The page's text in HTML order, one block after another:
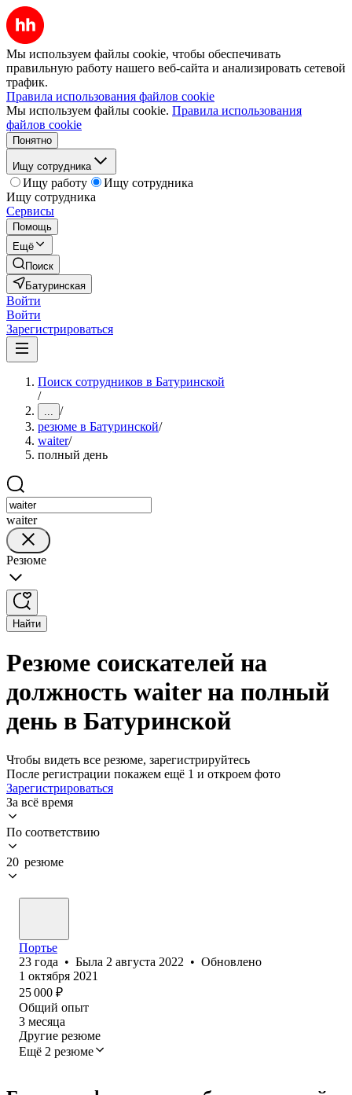
Мы используем файлы cookie, чтобы обеспечивать
правильную работу нашего веб-сайта и анализировать сетевой
трафик.
Правила использования файлов cookie
Мы используем файлы cookie. Правила использования
файлов cookie
Понятно
Ищу сотрудника
Ищу работу
Ищу сотрудника
Ищу сотрудника
Сервисы
Помощь
Ещё
Поиск
Батуринская
Войти
Войти
Зарегистрироваться
Поиск сотрудников в Батуринской
/
... /
резюме в Батуринской/
waiter/
полный день
waiter
Резюме
Найти
Резюме соискателей на
должность waiter на полный
день в Батуринской
Чтобы видеть все резюме, зарегистрируйтесь
После регистрации покажем ещё 1 и откроем фото
Зарегистрироваться
За всё время
По соответствию
20 резюме
Портье
23 года • Была 2 августа 2022 • Обновлено
1 октября 2021
25 000 ₽
Общий опыт
3 месяца
Другие резюме
Ещё 2 резюме